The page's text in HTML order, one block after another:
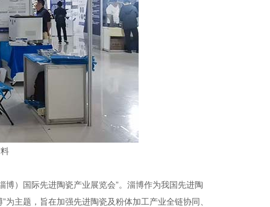
）国际先进陶瓷产业展览会”。淄博作为我国先进陶
主题，旨在加强先进陶瓷及粉体加工产业全链协同、